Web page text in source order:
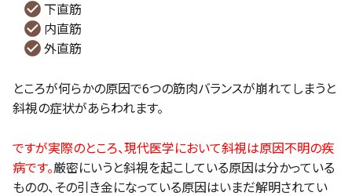
下直筋
内直筋
外直筋
ところが何らかの原因で6つの筋肉バランスが崩れてしまうと
斜視の症状があらわれます。
ですが実際のところ、現代医学において斜視は原因不明の疾
病です。厳密にいうと斜視を起こしている原因は分かっている
ものの、その引き金になっている原因はいまだ解明されてい